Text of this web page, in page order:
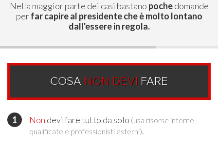
Nella maggior parte dei casi bastano pochedomande
perfar capire al presidente che è molto lontano
dall'essere in regola.
COSA NON DEVI FARE
Non devi fare tutto da solo (usa risorse interne
qualificate e professionisti esterni).